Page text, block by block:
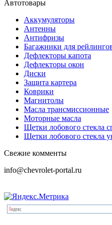
Автотовары
Аккумуляторы
Антенны
Антифризы
Багажники для
Дефлекторы капота
Дефлекторы окон
Диски
Защита картера
Коврики
Магнитолы
Масла трансмиссионные
Моторные масла
Щетки лобового стекла
Щетки лобового стекла
Свежие комменты
info@chevrolet-portal.ru